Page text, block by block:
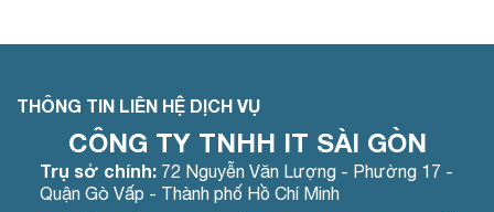
THÔNG TIN LIÊN HỆ DỊCH VỤ
CÔNG TY TNHH IT SÀI GÒN
Trụ sở chính:72 Nguyễn Văn Lượng - Phường 17 -
Quận Gò Vấp - Thành phố Hồ Chí Minh